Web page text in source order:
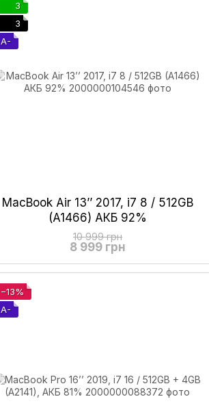
3
3
A-
MacBook Air 13’’ 2017, i7 8 / 512GB
(A1466) АКБ 92%
10 999 грн
8 999 грн
−13%
A-